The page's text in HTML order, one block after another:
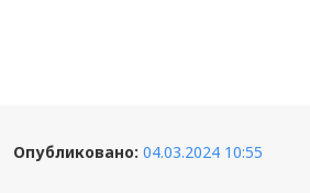
Опубликовано: 04.03.2024 10:55